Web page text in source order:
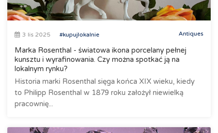
3 lis 2025 #kupujlokalnie Antiques
Marka Rosenthal - światowa ikona porcelany pełnej
kunsztu i wyrafinowania. Czy można spotkać ją na
lokalnym rynku?
Historia marki Rosenthal sięga końca XIX wieku, kiedy
to Philipp Rosenthal w 1879 roku założył niewielką
pracownię...